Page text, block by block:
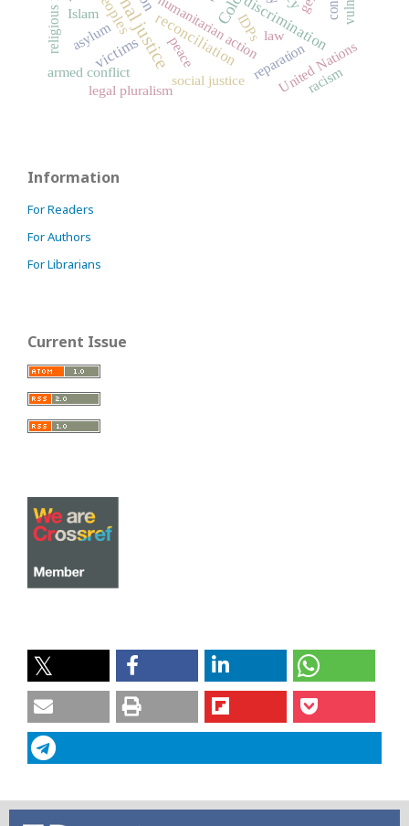
reconciliation
victims discrimination
armed conflict
humanitarian actionreparation
United Nations
social justice
asylum
Islam
legal pluralism
law
racism
peace
IDPs
Information
For Readers
For Authors
For Librarians
Current Issue